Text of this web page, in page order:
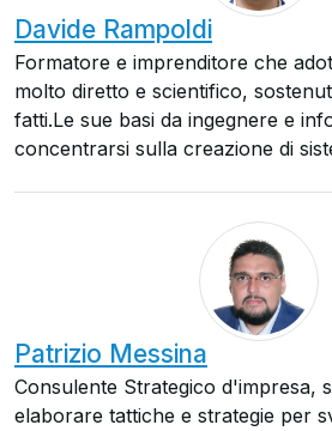
Davide Rampoldi
Formatore e imprenditore che
molto diretto e scientifico,
fatti.Le sue basi da ingegnere e
concentrarsi sulla creazione di
Patrizio Messina
Consulente Strategico d'impresa,
elaborare tattiche e strategie per